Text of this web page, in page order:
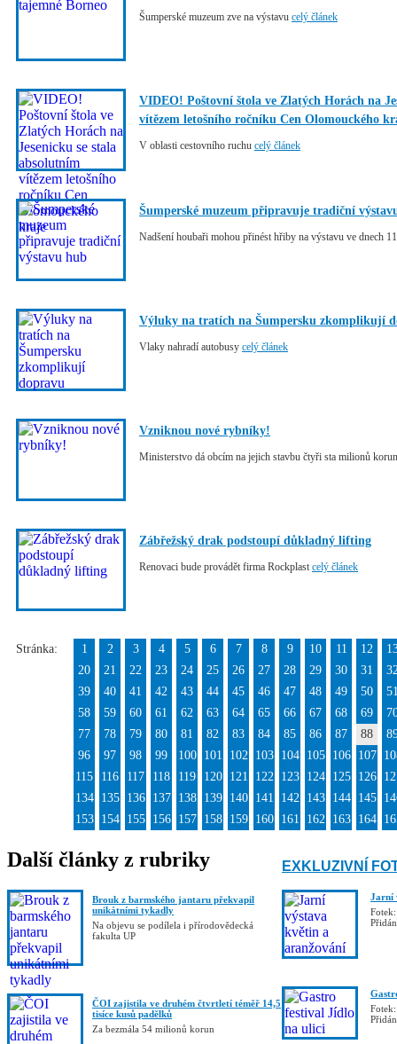
Šumperské muzeum zve na výstavu celý článek
VIDEO! Poštovní štola ve Zlatých Horách na
vítězem letošního ročníku Cen Olomouckého
V oblasti cestovního ruchu celý článek
Šumperské muzeum připravuje tradiční
Nadšení houbaři mohou přinést hřiby na výstavu ve dnech
Výluky na tratích na Šumpersku zkomplikují
Vlaky nahradí autobusy celý článek
Vzniknou nové rybníky!
Ministerstvo dá obcím na jejich stavbu čtyři sta milionů
Zábřežský drak podstoupí důkladný lifting
Renovaci bude provádět firma Rockplast celý článek
Stránka: 1 2 3 4 5 6 7 8 9 10 11 12
20
21 22 23 24 25 26 27 28 29 30 31
39
40 41 42 43 44 45 46 47 48 49 50
58
59 60 61 62 63 64 65 66 67 68 69
77
78 79 80 81 82 83 84 85 86 87 88
96
97 98 99 100 101 102 103 104 105 106 107
115
116 117 118 119 120 121 122 123 124 125 126
134
135 136 137 138 139 140 141 142 143 144 145
153
154 155 156 157 158 159 160 161 162 163 164
Další články z rubriky
Brouk z barmského jantaru překvapil
unikátními tykadly
Na objevu se podílela i přírodovědecká
fakulta UP
ČOI zajistila ve druhém čtvrtletí téměř 14,5
tisíce kusů padělků
Za bezmála 54 milionů korun
EXKLUZIVNÍ
Jarní